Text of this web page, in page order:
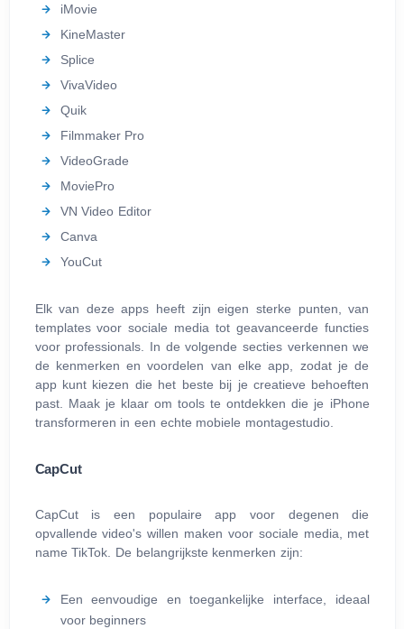
iMovie
KineMaster
Splice
VivaVideo
Quik
Filmmaker Pro
VideoGrade
MoviePro
VN Video Editor
Canva
YouCut
Elk van deze apps heeft zijn eigen sterke punten, van
templates voor sociale media tot geavanceerde functies
voor professionals. In de volgende secties verkennen we
de kenmerken en voordelen van elke app, zodat je de
app kunt kiezen die het beste bij je creatieve behoeften
past. Maak je klaar om tools te ontdekken die je iPhone
transformeren in een echte mobiele montagestudio.
CapCut
CapCut is een populaire app voor degenen die
opvallende video's willen maken voor sociale media, met
name TikTok. De belangrijkste kenmerken zijn:
Een eenvoudige en toegankelijke interface, ideaal
voor beginners